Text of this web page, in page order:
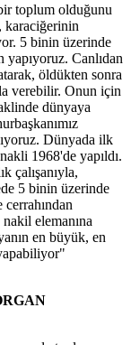
toplum olduğunu
karaciğerinin
5 binin üzerinde
yapıyoruz. Canlıdan
öldükten sonra
verebilir. Onun için
dünyaya
Dünyada ilk
1968'de yapıldı.
çalışanıyla,
5 binin üzerinde
elemanına
en büyük, en